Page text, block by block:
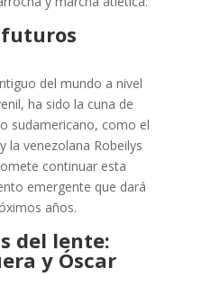
del mundo a nivel
ha sido la cuna de
sudamericano, como el
la venezolana Robeilys
continuar esta
emergente que dará
años.
del lente:
y Óscar